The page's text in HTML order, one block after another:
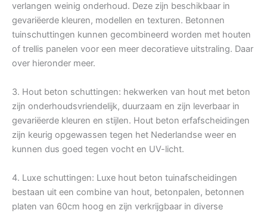
verlangen weinig onderhoud. Deze zijn beschikbaar in
gevariëerde kleuren, modellen en texturen. Betonnen
tuinschuttingen kunnen gecombineerd worden met houten
of trellis panelen voor een meer decoratieve uitstraling. Daar
over hieronder meer.
3. Hout beton schuttingen: hekwerken van hout met beton
zijn onderhoudsvriendelijk, duurzaam en zijn leverbaar in
gevariëerde kleuren en stijlen. Hout beton erfafscheidingen
zijn keurig opgewassen tegen het Nederlandse weer en
kunnen dus goed tegen vocht en UV-licht.
4. Luxe schuttingen: Luxe hout beton tuinafscheidingen
bestaan uit een combine van hout, betonpalen, betonnen
platen van 60cm hoog en zijn verkrijgbaar in diverse